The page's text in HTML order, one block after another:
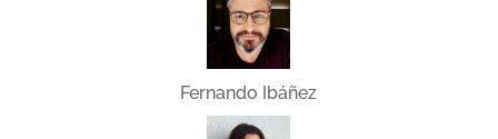
Fernando Ibáñez